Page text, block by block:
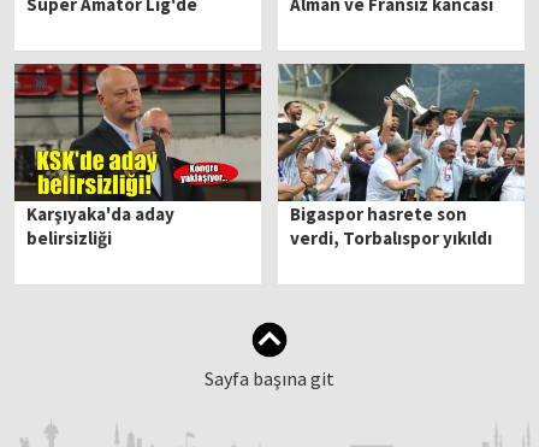
Süper Amatör Lig'de
Alman ve Fransız kancası
Karşıyaka'da aday
belirsizliği
Bigaspor hasrete son
verdi, Torbalıspor yıkıldı
Sayfa başına git